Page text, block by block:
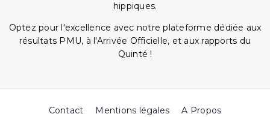
hippiques.
Optez pour l'excellence avec notre plateforme dédiée aux
résultats PMU, à l'Arrivée Officielle, et aux rapports du
Quinté !
Contact Mentions légales A Propos